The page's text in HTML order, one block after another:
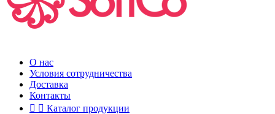
О нас
Условия сотрудничества
Доставка
Контакты
  Каталог продукции